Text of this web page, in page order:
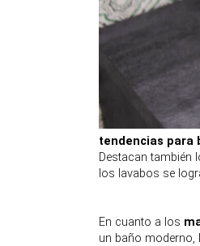
tendencias para
Destacan también
los lavabos se
En cuanto a los
un baño